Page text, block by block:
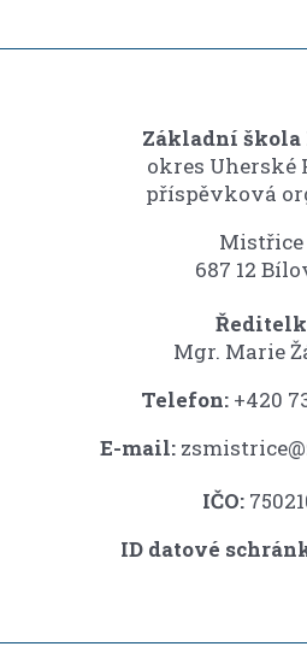
Základní
okres Uherské
příspěvková
Mistřice
687 12
Mgr. Marie
Telefon: +420
E-mail:
IČO:
ID datové